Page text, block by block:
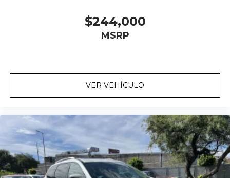
$244,000
MSRP
VER VEHÍCULO